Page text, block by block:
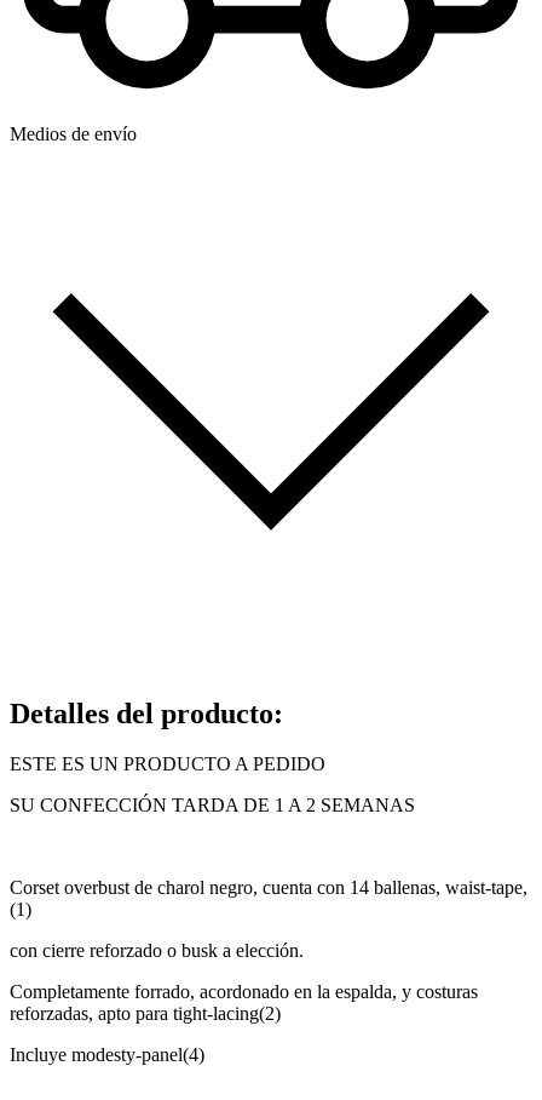
Medios de envío
Detalles del producto:
ESTE ES UN PRODUCTO A PEDIDO
SU CONFECCIÓN TARDA DE 1 A 2 SEMANAS
Corset overbust de charol negro, cuenta con 14 ballenas, waist-tape,
(1)
con cierre reforzado o busk a elección.
Completamente forrado, acordonado en la espalda, y costuras
reforzadas, apto para tight-lacing(2)
Incluye modesty-panel(4)